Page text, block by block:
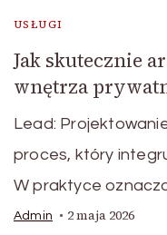
USŁUGI
Jak skutecznie
wnętrza
Lead:
proces, który
W praktyce
Admin 2 maja 2026